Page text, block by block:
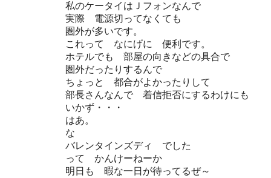
私のケータイはＪフォンなんで
実際 電源切ってなくても
圏外が多いです。
これって なにげに 便利です。
ホテルでも 部屋の向きなどの具合で
圏外だったりするんで
ちょっと 都合がよかったりして
部長さんなんで 着信拒否にするわけにも
いかず・・・
はあ。
な
バレンタインズディ でした
って かんけーねーか
明日も 暇な一日が待ってるぜ～